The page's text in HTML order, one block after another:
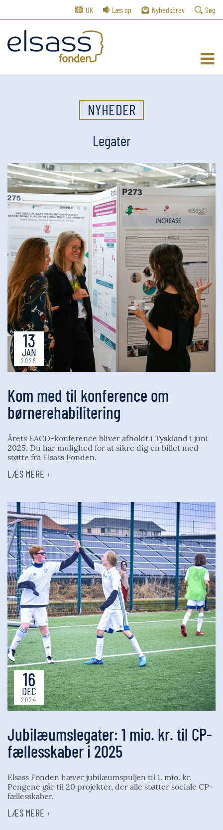
UK Læs op Nyhedsbrev Søg
NYHEDER
Legater
13
JAN
2025
Kom med til konference om
børnerehabilitering
Årets EACD-konference bliver afholdt i Tyskland i juni
2025. Du har mulighed for at sikre dig en billet med
støtte fra Elsass Fonden.
LÆS MERE ›
16
DEC
2024
Jubilæumslegater: 1 mio. kr. til CP-
fællesskaber i 2025
Elsass Fonden hæver jubilæumspuljen til 1. mio. kr.
Pengene går til 20 projekter, der alle støtter sociale CP-
fællesskaber.
LÆS MERE ›